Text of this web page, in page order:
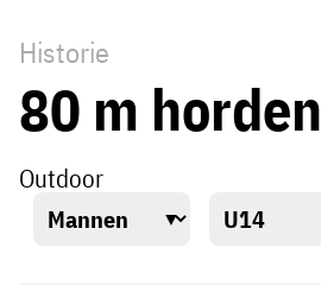
Historie
80 m horden
Outdoor